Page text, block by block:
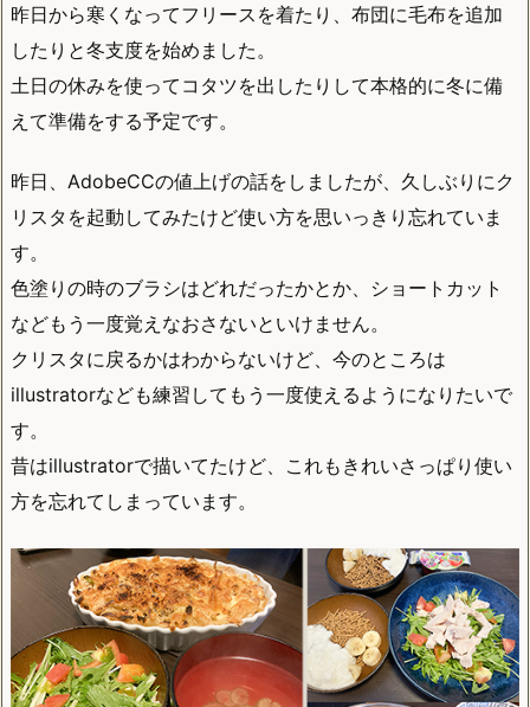
昨日から寒くなってフリースを着たり、布団に毛布を追加
したりと冬支度を始めました。
土日の休みを使ってコタツを出したりして本格的に冬に備
えて準備をする予定です。
昨日、AdobeCCの値上げの話をしましたが、久しぶりにク
リスタを起動してみたけど使い方を思いっきり忘れていま
す。
色塗りの時のブラシはどれだったかとか、ショートカット
などもう一度覚えなおさないといけません。
クリスタに戻るかはわからないけど、今のところは
illustratorなども練習してもう一度使えるようになりたいで
す。
昔はillustratorで描いてたけど、これもきれいさっぱり使い
方を忘れてしまっています。